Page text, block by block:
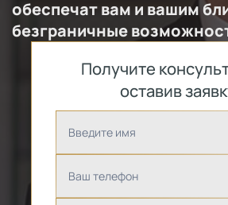
обеспечат вам и вашим
безграничные
Получите
оставив